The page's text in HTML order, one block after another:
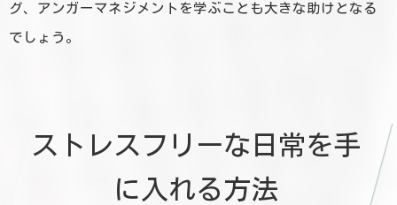
グ、アンガーマネジメントを学ぶことも大きな助けとなる
でしょう。
ストレスフリーな日常を手
に入れる方法